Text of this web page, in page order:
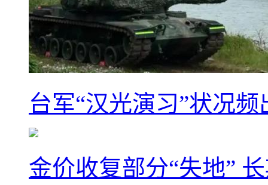
台军“汉光演习”状况
金价收复部分“失地”